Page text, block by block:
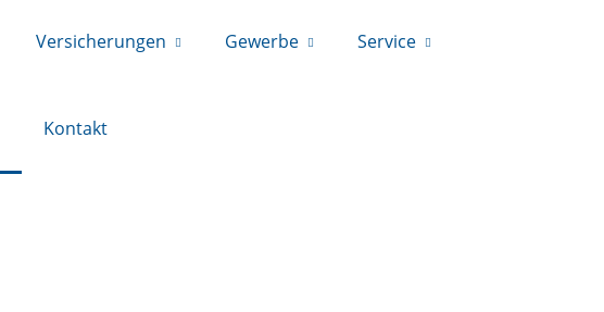
Versicherungen Gewerbe Service
Kontakt